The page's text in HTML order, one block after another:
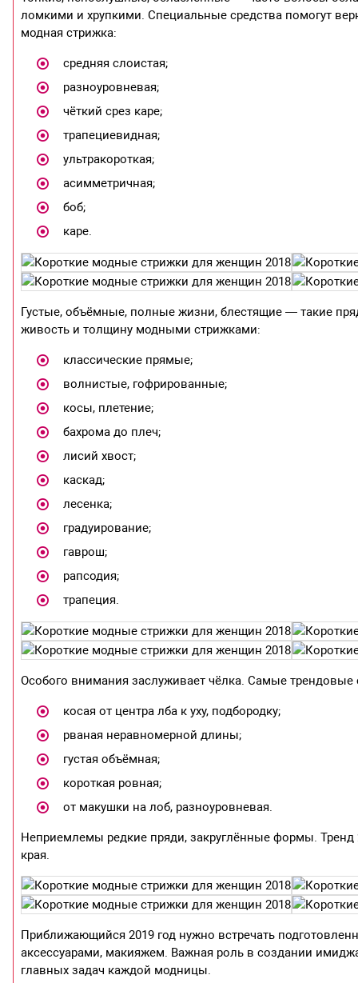
ломкими и хрупкими. Специальные средства помогут
модная стрижка:
средняя слоистая;
разноуровневая;
чёткий срез каре;
трапециевидная;
ультракороткая;
асимметричная;
боб;
каре.
Густые, объёмные, полные жизни, блестящие — такие
живость и толщину модными стрижками:
классические прямые;
волнистые, гофрированные;
косы, плетение;
бахрома до плеч;
лисий хвост;
каскад;
лесенка;
градуирование;
гаврош;
рапсодия;
трапеция.
Особого внимания заслуживает чёлка. Самые трендовые
косая от центра лба к уху, подбородку;
рваная неравномерной длины;
густая объёмная;
короткая ровная;
от макушки на лоб, разноуровневая.
Неприемлемы редкие пряди, закруглённые формы.
края.
Приближающийся 2019 год нужно встречать
аксессуарами, макияжем. Важная роль в создании
главных задач каждой модницы.